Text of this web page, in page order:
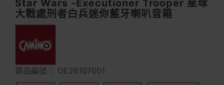
Star Wars -Executioner Trooper 星球
大戰處刑者白兵迷你藍牙喇叭音箱
貨品編號： OE26107001